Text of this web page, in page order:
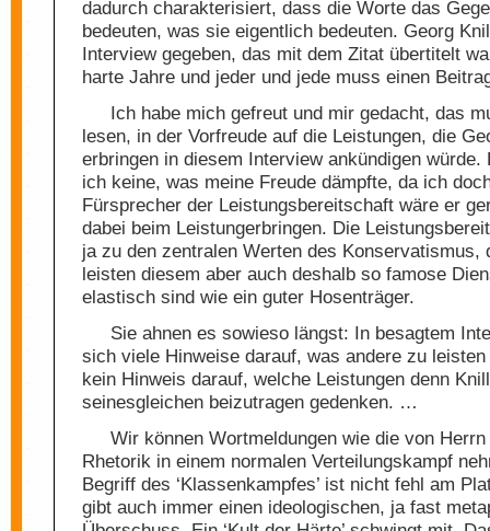
dadurch charakterisiert, dass die Worte das
bedeuten, was sie eigentlich bedeuten. Georg
Interview gegeben, das mit dem Zitat übertitelt
harte Jahre und jeder und jede muss einen
Ich habe mich gefreut und mir gedacht, das
lesen, in der Vorfreude auf die Leistungen, die
erbringen in diesem Interview ankündigen würde.
ich keine, was meine Freude dämpfte, da ich
Fürsprecher der Leistungsbereitschaft wäre er
dabei beim Leistungerbringen. Die
ja zu den zentralen Werten des Konservatismus,
leisten diesem aber auch deshalb so famose
elastisch sind wie ein guter Hosenträger.
Sie ahnen es sowieso längst: In besagtem
sich viele Hinweise darauf, was andere zu leisten
kein Hinweis darauf, welche Leistungen denn
seinesgleichen beizutragen gedenken. …
Wir können Wortmeldungen wie die von
Rhetorik in einem normalen Verteilungskampf
Begriff des ‘Klassenkampfes’ ist nicht fehl am
gibt auch immer einen ideologischen, ja fast